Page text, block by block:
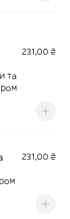
231,00 ₴
та
231,00 ₴